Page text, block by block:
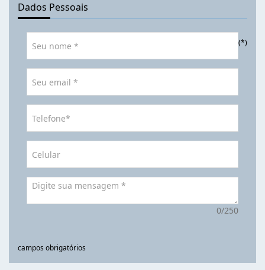
Dados Pessoais
0/250
(*)
campos obrigatórios